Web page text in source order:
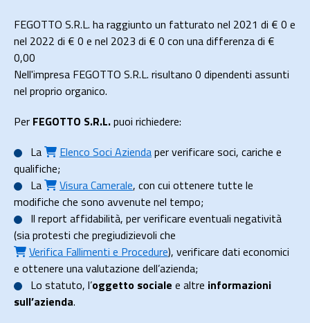
FEGOTTO S.R.L. ha raggiunto un fatturato nel 2021 di € 0 e
nel 2022 di € 0 e nel 2023 di € 0 con una differenza di €
0,00
Nell'impresa FEGOTTO S.R.L. risultano 0 dipendenti assunti
nel proprio organico.
Per FEGOTTO S.R.L.puoi richiedere:
La
Elenco Soci Aziendaper verificare soci, cariche e
qualifiche;
La
Visura Camerale, con cui ottenere tutte le
modifiche che sono avvenute nel tempo;
Il report affidabilità, per verificare eventuali negatività
(sia protesti che pregiudizievoli che
Verifica Fallimenti e Procedure), verificare dati economici
e ottenere una valutazione dell’azienda;
Lo statuto, l’oggetto sociale e altre informazioni
sull’azienda.